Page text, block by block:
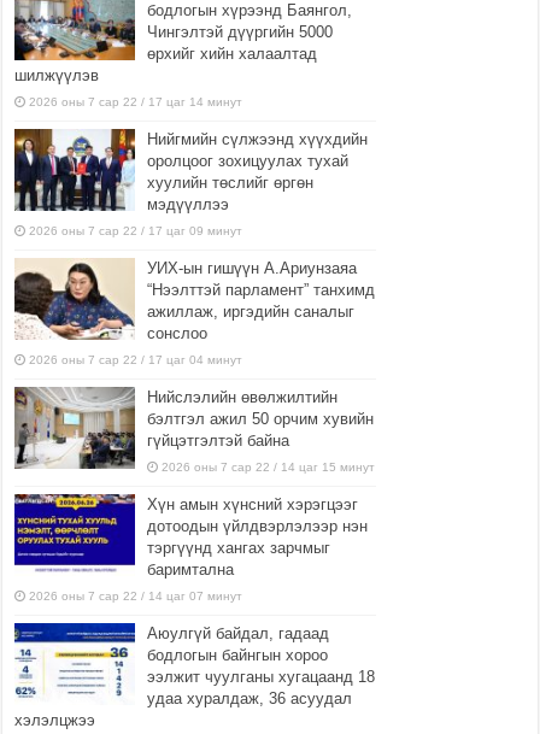
бодлогын хүрээнд Баянгол,
Чингэлтэй дүүргийн 5000
өрхийг хийн халаалтад
шилжүүлэв
2026 оны 7 сар 22 / 17 цаг 14 минут
Нийгмийн сүлжээнд хүүхдийн
оролцоог зохицуулах тухай
хуулийн төслийг өргөн
мэдүүллээ
2026 оны 7 сар 22 / 17 цаг 09 минут
УИХ-ын гишүүн А.Ариунзаяа
“Нээлттэй парламент” танхимд
ажиллаж, иргэдийн саналыг
сонслоо
2026 оны 7 сар 22 / 17 цаг 04 минут
Нийслэлийн өвөлжилтийн
бэлтгэл ажил 50 орчим хувийн
гүйцэтгэлтэй байна
2026 оны 7 сар 22 / 14 цаг 15 минут
Хүн амын хүнсний хэрэгцээг
дотоодын үйлдвэрлэлээр нэн
тэргүүнд хангах зарчмыг
баримтална
2026 оны 7 сар 22 / 14 цаг 07 минут
Аюулгүй байдал, гадаад
бодлогын байнгын хороо
ээлжит чуулганы хугацаанд 18
удаа хуралдаж, 36 асуудал
хэлэлцжээ